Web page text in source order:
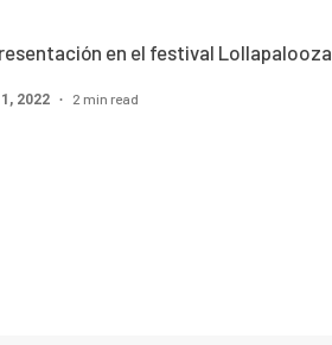
en el festival Lollapalooza
2022 2 min read